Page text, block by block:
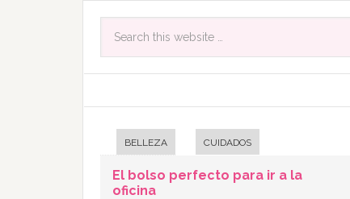
BELLEZA CUIDADOS
El bolso perfecto para ir a la
oficina